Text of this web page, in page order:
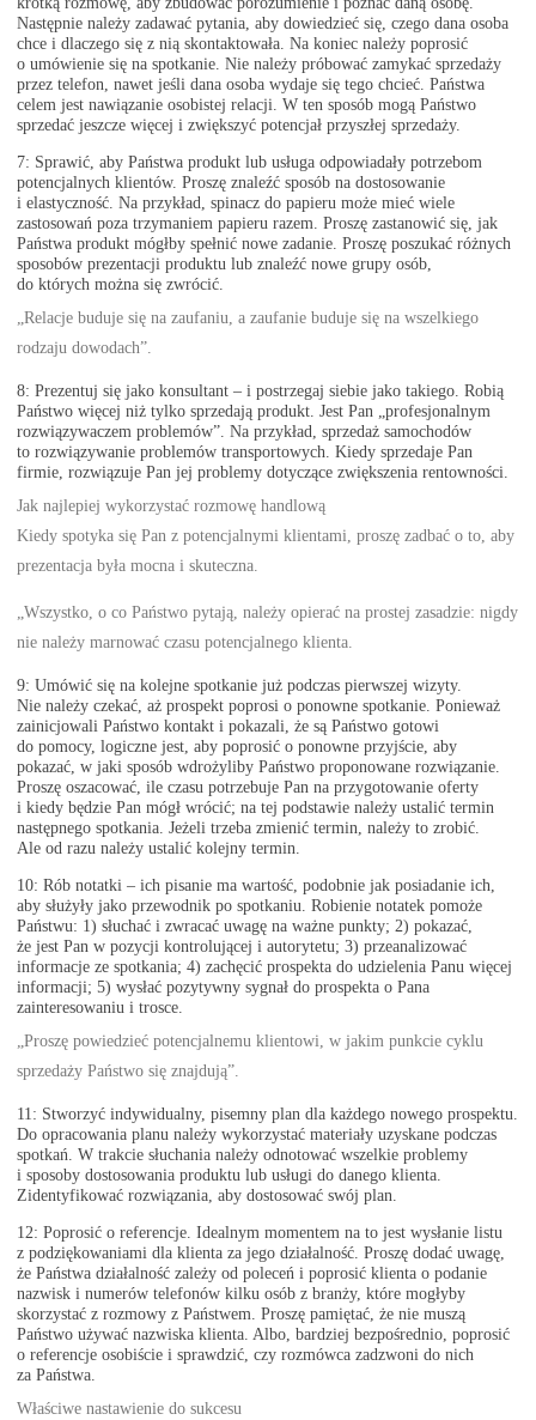
Następnie należy zadawać pytania, aby dowiedzieć się, czego dana osoba
chce i dlaczego się z nią skontaktowała. Na koniec należy poprosić
o umówienie się na spotkanie. Nie należy próbować zamykać sprzedaży
przez telefon, nawet jeśli dana osoba wydaje się tego chcieć. Państwa
celem jest nawiązanie osobistej relacji. W ten sposób mogą Państwo
sprzedać jeszcze więcej i zwiększyć potencjał przyszłej sprzedaży.
7: Sprawić, aby Państwa produkt lub usługa odpowiadały potrzebom
potencjalnych klientów. Proszę znaleźć sposób na dostosowanie
i elastyczność. Na przykład, spinacz do papieru może mieć wiele
zastosowań poza trzymaniem papieru razem. Proszę zastanowić się, jak
Państwa produkt mógłby spełnić nowe zadanie. Proszę poszukać różnych
sposobów prezentacji produktu lub znaleźć nowe grupy osób,
do których można się zwrócić.
„Relacje buduje się na zaufaniu, a zaufanie buduje się na wszelkiego
rodzaju dowodach”.
8: Prezentuj się jako konsultant – i postrzegaj siebie jako takiego. Robią
Państwo więcej niż tylko sprzedają produkt. Jest Pan „profesjonalnym
rozwiązywaczem problemów”. Na przykład, sprzedaż samochodów
to rozwiązywanie problemów transportowych. Kiedy sprzedaje Pan
firmie, rozwiązuje Pan jej problemy dotyczące zwiększenia rentowności.
Jak najlepiej wykorzystać rozmowę handlową
Kiedy spotyka się Pan z potencjalnymi klientami, proszę zadbać o to, aby
prezentacja była mocna i skuteczna.
„Wszystko, o co Państwo pytają, należy opierać na prostej zasadzie: nigdy
nie należy marnować czasu potencjalnego klienta.
9: Umówić się na kolejne spotkanie już podczas pierwszej wizyty.
Nie należy czekać, aż prospekt poprosi o ponowne spotkanie. Ponieważ
zainicjowali Państwo kontakt i pokazali, że są Państwo gotowi
do pomocy, logiczne jest, aby poprosić o ponowne przyjście, aby
pokazać, w jaki sposób wdrożyliby Państwo proponowane rozwiązanie.
Proszę oszacować, ile czasu potrzebuje Pan na przygotowanie oferty
i kiedy będzie Pan mógł wrócić; na tej podstawie należy ustalić termin
następnego spotkania. Jeżeli trzeba zmienić termin, należy to zrobić.
Ale od razu należy ustalić kolejny termin.
10: Rób notatki – ich pisanie ma wartość, podobnie jak posiadanie ich,
aby służyły jako przewodnik po spotkaniu. Robienie notatek pomoże
Państwu: 1) słuchać i zwracać uwagę na ważne punkty; 2) pokazać,
że jest Pan w pozycji kontrolującej i autorytetu; 3) przeanalizować
informacje ze spotkania; 4) zachęcić prospekta do udzielenia Panu więcej
informacji; 5) wysłać pozytywny sygnał do prospekta o Pana
zainteresowaniu i trosce.
„Proszę powiedzieć potencjalnemu klientowi, w jakim punkcie cyklu
sprzedaży Państwo się znajdują”.
11: Stworzyć indywidualny, pisemny plan dla każdego nowego prospektu.
Do opracowania planu należy wykorzystać materiały uzyskane podczas
spotkań. W trakcie słuchania należy odnotować wszelkie problemy
i sposoby dostosowania produktu lub usługi do danego klienta.
Zidentyfikować rozwiązania, aby dostosować swój plan.
12: Poprosić o referencje. Idealnym momentem na to jest wysłanie listu
z podziękowaniami dla klienta za jego działalność. Proszę dodać uwagę,
że Państwa działalność zależy od poleceń i poprosić klienta o podanie
nazwisk i numerów telefonów kilku osób z branży, które mogłyby
skorzystać z rozmowy z Państwem. Proszę pamiętać, że nie muszą
Państwo używać nazwiska klienta. Albo, bardziej bezpośrednio, poprosić
o referencje osobiście i sprawdzić, czy rozmówca zadzwoni do nich
za Państwa.
Właściwe nastawienie do sukcesu